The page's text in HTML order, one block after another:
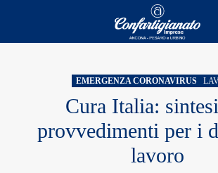
EMERGENZA CORONAVIRUS
Cura Italia:
provvedimenti per i
lavoro